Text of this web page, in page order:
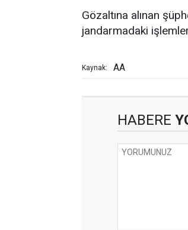
Gözaltına alınan
jandarmadaki
Kaynak: AA
HABERE